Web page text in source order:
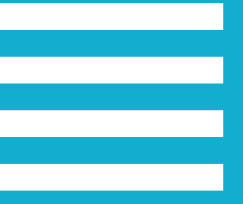
AANKOMST